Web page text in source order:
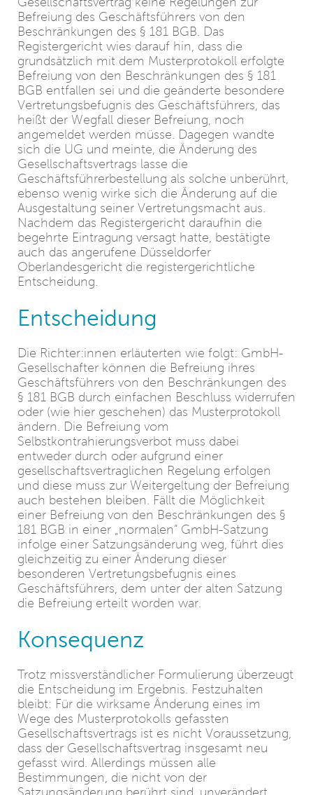
Befreiung des Geschäftsführers von den
Beschränkungen des § 181 BGB. Das
Registergericht wies darauf hin, dass die
grundsätzlich mit dem Musterprotokoll erfolgte
Befreiung von den Beschränkungen des § 181
BGB entfallen sei und die geänderte besondere
Vertretungsbefugnis des Geschäftsführers, das
heißt der Wegfall dieser Befreiung, noch
angemeldet werden müsse. Dagegen wandte
sich die UG und meinte, die Änderung des
Gesellschaftsvertrags lasse die
Geschäftsführerbestellung als solche unberührt,
ebenso wenig wirke sich die Änderung auf die
Ausgestaltung seiner Vertretungsmacht aus.
Nachdem das Registergericht daraufhin die
begehrte Eintragung versagt hatte, bestätigte
auch das angerufene Düsseldorfer
Oberlandesgericht die registergerichtliche
Entscheidung.
Entscheidung
Die Richter:innen erläuterten wie folgt: GmbH-
Gesellschafter können die Befreiung ihres
Geschäftsführers von den Beschränkungen des
§ 181 BGB durch einfachen Beschluss widerrufen
oder (wie hier geschehen) das Musterprotokoll
ändern. Die Befreiung vom
Selbstkontrahierungsverbot muss dabei
entweder durch oder aufgrund einer
gesellschaftsvertraglichen Regelung erfolgen
und diese muss zur Weitergeltung der Befreiung
auch bestehen bleiben. Fällt die Möglichkeit
einer Befreiung von den Beschränkungen des §
181 BGB in einer „normalen“ GmbH-Satzung
infolge einer Satzungsänderung weg, führt dies
gleichzeitig zu einer Änderung dieser
besonderen Vertretungsbefugnis eines
Geschäftsführers, dem unter der alten Satzung
die Befreiung erteilt worden war.
Konsequenz
Trotz missverständlicher Formulierung überzeugt
die Entscheidung im Ergebnis. Festzuhalten
bleibt: Für die wirksame Änderung eines im
Wege des Musterprotokolls gefassten
Gesellschaftsvertrags ist es nicht Voraussetzung,
dass der Gesellschaftsvertrag insgesamt neu
gefasst wird. Allerdings müssen alle
Bestimmungen, die nicht von der
Satzungsänderung berührt sind, unverändert